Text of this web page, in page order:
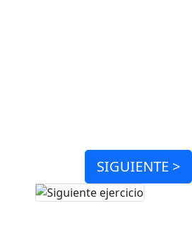
SIGUIENTE >